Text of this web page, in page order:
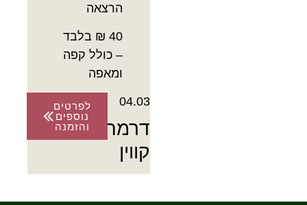
הרצאה
40 ₪ בלבד
– כולל קפה
ומאפה
04.03
דרמה
קווין
לפרטים
נוספים
והזמנה